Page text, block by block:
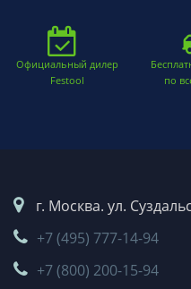
Официальный дилер
Festool
по
г. Москва. ул.
+7 (495) 777-14-94
+7 (800) 200-15-94